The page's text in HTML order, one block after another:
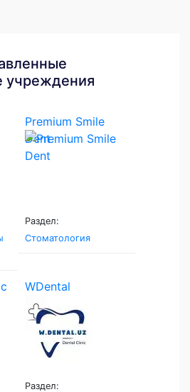
учреждения
Premium Smile
Dent
Раздел:
Стоматология
WDental
Раздел: